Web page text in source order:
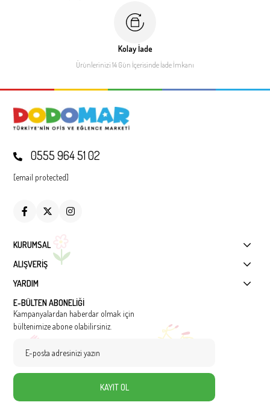
Kolay İade
Ürünlerinizi 14 Gün İçerisinde İade İmkanı
0555 964 51 02
[email protected]
KURUMSAL
ALIŞVERİŞ
YARDIM
E-BÜLTEN ABONELİĞİ
Kampanyalardan haberdar olmak için
bültenimize abone olabilirsiniz.
KAYIT OL